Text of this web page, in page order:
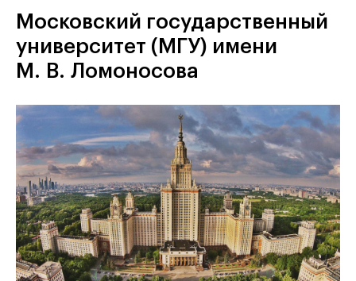
Московский государственный
университет (МГУ) имени
М. В. Ломоносова